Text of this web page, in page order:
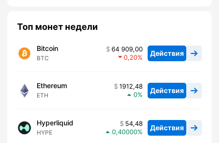
Топ монет недели
Bitcoin
BTC
64 909,00
0,20
Действия
Ethereum
ETH
1912,48
0
Действия
Hyperliquid
HYPE
54,48
0,40000
Действия